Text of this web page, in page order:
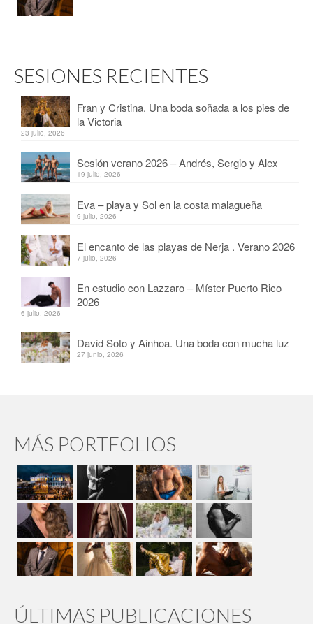
SESIONES RECIENTES
Fran y Cristina. Una boda soñada a los pies de
la Victoria
23 julio, 2026
Sesión verano 2026 – Andrés, Sergio y Alex
19 julio, 2026
Eva – playa y Sol en la costa malagueña
9 julio, 2026
El encanto de las playas de Nerja . Verano 2026
7 julio, 2026
En estudio con Lazzaro – Míster Puerto Rico
2026
6 julio, 2026
David Soto y Ainhoa. Una boda con mucha luz
27 junio, 2026
MÁS PORTFOLIOS
ÚLTIMAS PUBLICACIONES